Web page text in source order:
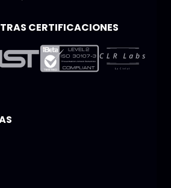
CERTIFICACIONES